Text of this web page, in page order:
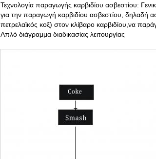
Τεχνολογία παραγωγής καρβιδίου ασβεστίου:
για την παραγωγή καρβιδίου ασβεστίου, δηλαδή
πετρελαϊκός κοξ) στον κλίβαρο καρβιδίου,να
Απλό διάγραμμα διαδικασίας λειτουργίας